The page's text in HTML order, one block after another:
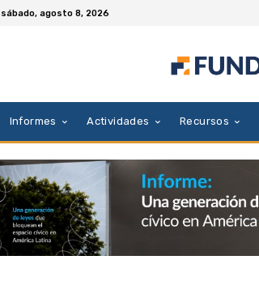
sábado, agosto 8, 2026
Informes Actividades Recursos